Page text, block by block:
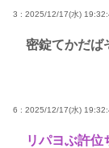
3 : 2025/12/17(水)
密錠てかだば
6 : 2025/12/17(水)
リパヨぶ許位